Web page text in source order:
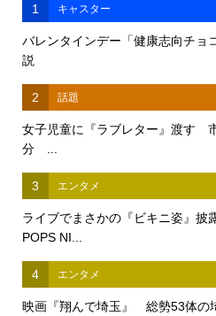
1 キャスター
バレンタインデー「健康志向チョ
説
2 話題
女子児童に『ラブレター』渡す
分 ...
3 エンタメ
ライブでまさかの『ビキニ姿』
POPS NI...
4 エンタメ
映画『翔んで埼玉』 総勢53体の